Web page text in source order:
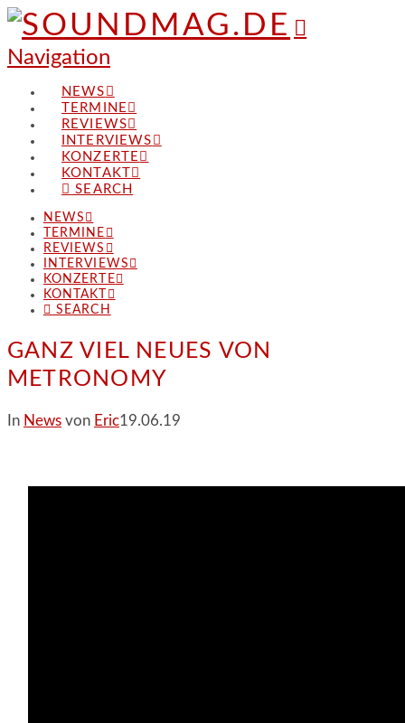
Navigation
NEWS
TERMINE
REVIEWS
INTERVIEWS
KONZERTE
KONTAKT
SEARCH
NEWS
TERMINE
REVIEWS
INTERVIEWS
KONZERTE
KONTAKT
SEARCH
GANZ VIEL NEUES VON
METRONOMY
In News von Eric19.06.19